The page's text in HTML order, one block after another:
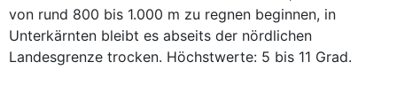
von rund 800 bis 1.000 m zu regnen beginnen, in
Unterkärnten bleibt es abseits der nördlichen
Landesgrenze trocken. Höchstwerte: 5 bis 11 Grad.